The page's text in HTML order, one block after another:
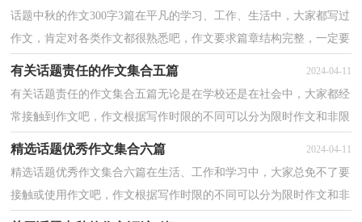
话题中秋的作文300字3篇在平凡的学习、工作、生活中，大家都写过
作文，肯定对各类作文都很熟悉吧，作文要求篇章结构完整，一定要
有关话题责任的作文集合五篇 2024-04-11
有关话题责任的作文集合五篇无论是在学校还是在社会中，大家都经
常接触到作文吧，作文根据写作时限的不同可以分为限时作文和非限
精选话题优秀作文集合六篇 2024-04-11
精选话题优秀作文集合六篇在生活、工作和学习中，大家总免不了要
接触或使用作文吧，作文根据写作时限的不同可以分为限时作文和非